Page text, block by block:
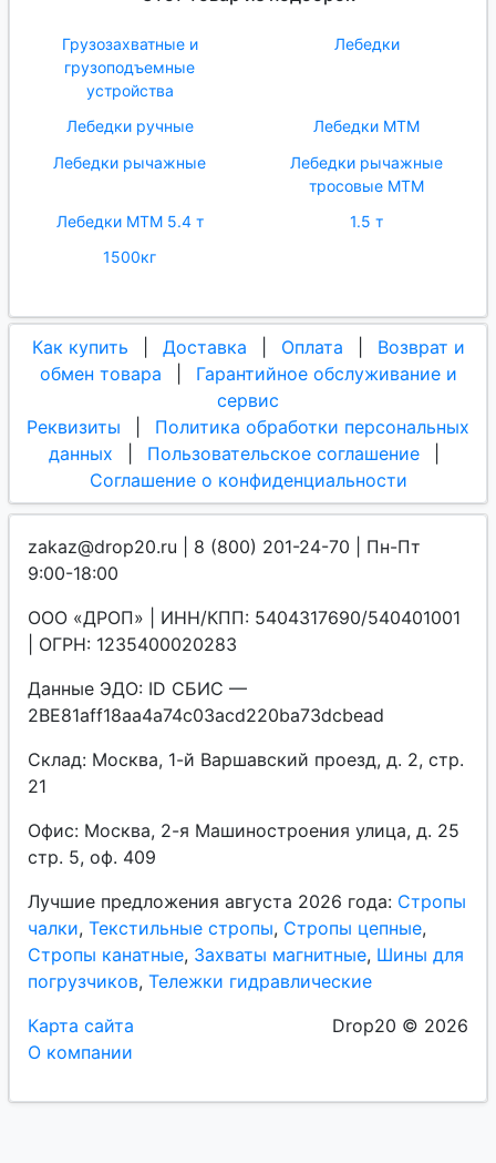
Грузозахватные и
грузоподъемные
устройства
Лебедки
Лебедки ручные
Лебедки МТМ
Лебедки рычажные
Лебедки рычажные
тросовые МТМ
Лебедки МТМ 5.4 т
1.5 т
1500кг
Как купить Доставка Оплата
Возврат и
обмен товара
Гарантийное обслуживание и
сервис
Реквизиты
Политика обработки персональных
данных
Пользовательское соглашение
Соглашение о конфиденциальности
zakaz@drop20.ru | 8 (800) 201-24-70 | Пн-Пт
9:00-18:00
ООО «ДРОП» | ИНН/КПП: 5404317690/540401001
| ОГРН: 1235400020283
Данные ЭДО: ID СБИС —
2BE81aff18aa4a74c03acd220ba73dcbead
Склад: Москва, 1-й Варшавский проезд, д. 2, стр.
21
Офис: Москва, 2-я Машиностроения улица, д. 25
стр. 5, оф. 409
Лучшие предложения августа 2026 года: Стропы
чалки, Текстильные стропы, Стропы цепные,
Стропы канатные, Захваты магнитные, Шины для
погрузчиков, Тележки гидравлические
Карта сайта
О компании
Drop20 © 2026